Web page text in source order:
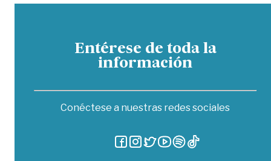
Entérese de toda la
información
Conéctese a nuestras redes sociales